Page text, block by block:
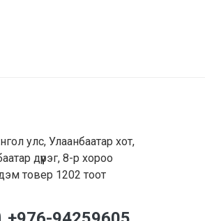
улс, Улаанбаатар хот,
дүүрэг, 8-р хороо
товер 1202 тоот